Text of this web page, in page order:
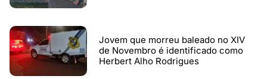
Jovem que morreu baleado no XIV
de Novembro é identificado como
Herbert Alho Rodrigues